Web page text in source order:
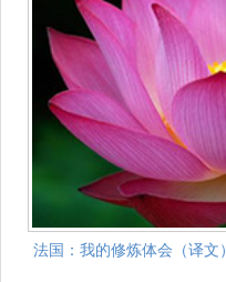
法国：我的修炼体会（译文）